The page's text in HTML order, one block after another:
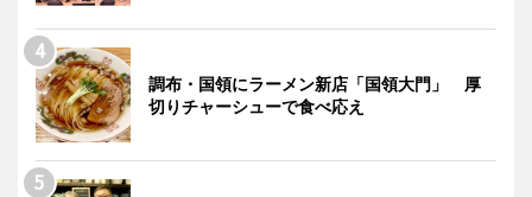
調布・国領にラーメン新店「国領大門」 厚
切りチャーシューで食べ応え